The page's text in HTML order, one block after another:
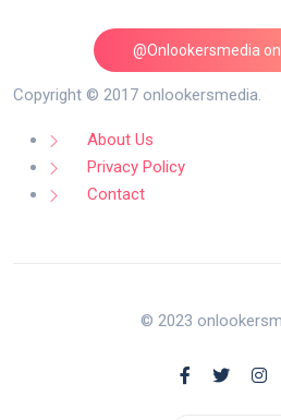
@Onlookersmedia
Follow on
Copyright © 2017 onlookersmedia.
About Us
Privacy Policy
Contact
© 2023